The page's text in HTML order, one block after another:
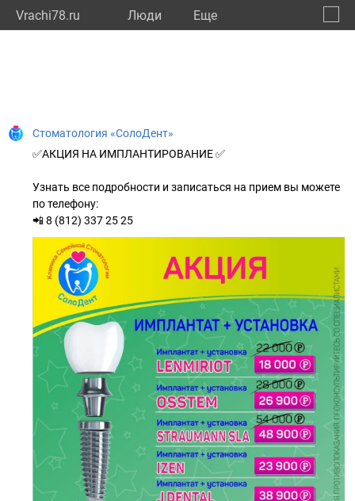
Vrachi78.ru Люди Eще
Стоматология «СолоДент»
✅АКЦИЯ НА ИМПЛАНТИРОВАНИЕ ✅
Узнать все подробности и записаться на прием вы можете
по телефону:
📲 8 (812) 337 25 25